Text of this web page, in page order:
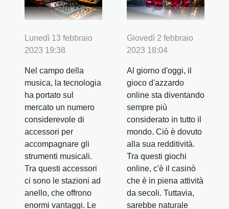
Lunedì 13 febbraio
2023 19:38
Nel campo della
musica, la tecnologia
ha portato sul
mercato un numero
considerevole di
accessori per
accompagnare gli
strumenti musicali.
Tra questi accessori
ci sono le stazioni ad
anello, che offrono
enormi vantaggi. Le
Giovedì 2 febbraio
2023 18:04
Al giorno d'oggi, il
gioco d'azzardo
online sta diventando
sempre più
considerato in tutto il
mondo. Ciò è dovuto
alla sua redditività.
Tra questi giochi
online, c'è il casinò
che è in piena attività
da secoli. Tuttavia,
sarebbe naturale